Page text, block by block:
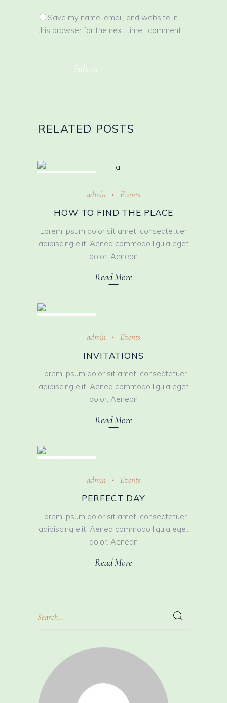
Save my name, email, and website in
this browser for the next time I comment.
Submit
RELATED POSTS
October 31, 2018
admin
Events
HOW TO FIND THE PLACE
Lorem ipsum dolor sit amet, consectetuer
adipiscing elit. Aenea commodo ligula eget
dolor. Aenean
Read More
October 31, 2018
admin
Events
INVITATIONS
Lorem ipsum dolor sit amet, consectetuer
adipiscing elit. Aenea commodo ligula eget
dolor. Aenean
Read More
October 31, 2018
admin
Events
PERFECT DAY
Lorem ipsum dolor sit amet, consectetuer
adipiscing elit. Aenea commodo ligula eget
dolor. Aenean
Read More